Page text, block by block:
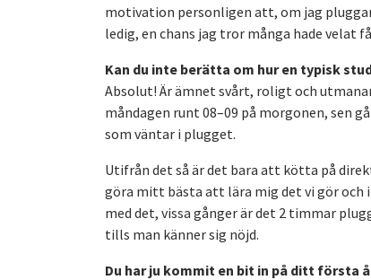
motivation personligen att, om jag
ledig, en chans jag tror många hade velat
Kan du inte berätta om hur en typisk
Absolut! Är ämnet svårt, roligt och
måndagen runt 08–09 på morgonen, sen
som väntar i plugget.
Utifrån det så är det bara att kötta på
göra mitt bästa att lära mig det vi gör och
med det, vissa gånger är det 2 timmar
tills man känner sig nöjd.
Du har ju kommit en bit in på ditt första